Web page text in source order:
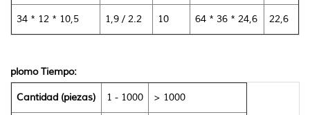
34 * 12 * 10,5 1,9 / 2.2 10 64 * 36 * 24,6 22,6
plomo Tiempo:
Cantidad (piezas) 1 - 1000 > 1000